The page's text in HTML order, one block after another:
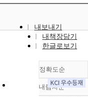
내보내기
내책장담기
한글로보기
정확도순
정확도
내림차순